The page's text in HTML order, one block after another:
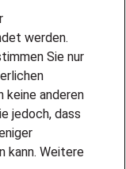
werden.
Sie nur
keine anderen
jedoch, dass
kann. Weitere